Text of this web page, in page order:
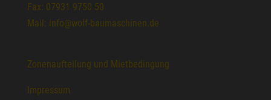
Fax: 07931 9750 50
Mail: info@wolf-baumaschinen.de
Zonenaufteilung und Mietbedingung
Impressum